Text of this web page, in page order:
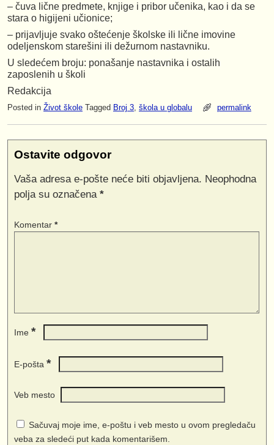
– čuva lične predmete, knjige i pribor učenika, kao i da se
stara o higijeni učionice;
– prijavljuje svako oštećenje školske ili lične imovine
odeljenskom starešini ili dežurnom nastavniku.
U sledećem broju: ponašanje nastavnika i ostalih
zaposlenih u školi
Redakcija
Posted in Život škole Tagged Broj 3 škola u globalu permalink
Ostavite odgovor
Vaša adresa e-pošte neće biti objavljena. Neophodna
polja su označena *
Komentar *
Ime *
E-pošta *
Veb mesto
Sačuvaj moje ime, e-poštu i veb mesto u ovom pregledaču
veba za sledeći put kada komentarišem.